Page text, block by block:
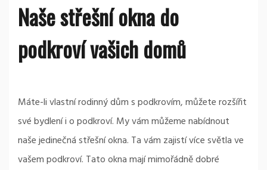
Naše střešní okna do
podkroví vašich domů
Máte-li vlastní rodinný dům s podkrovím, můžete rozšířit
své bydlení i o podkroví. My vám můžeme nabídnout
naše jedinečnástřešní okna. Ta vám zajistí více světla ve
vašem podkroví. Tato okna mají mimořádně dobré